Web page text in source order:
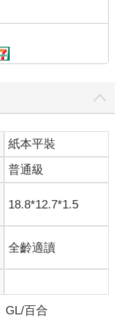
紙本平裝
普通級
18.8*12.7*1.5
全齡適讀
GL/百合